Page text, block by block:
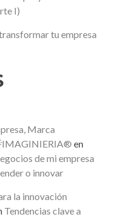
I)
tu empresa
Marca
en
de mi empresa
o innovar
la innovación
Tendencias clave a